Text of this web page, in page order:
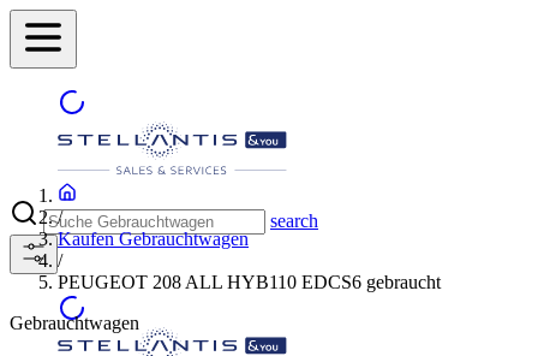
search
/
Kaufen Gebrauchtwagen
/
PEUGEOT 208 ALL HYB110 EDCS6 gebraucht
Gebrauchtwagen